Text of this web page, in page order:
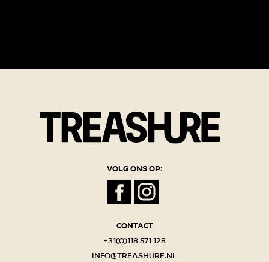
Volg ons op:
Contact
+31(0)118 571 128
info@treashure.nl